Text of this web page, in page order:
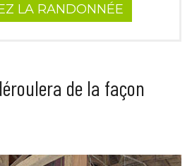
LA RANDONNÉE
de la façon